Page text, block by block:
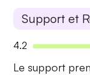
Support et
4.2
Lesupport